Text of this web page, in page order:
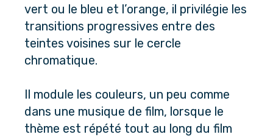
vert ou le bleu et l’orange, il privilégie les
transitions progressives entre des
teintes voisines sur le cercle
chromatique.
Il module les couleurs, un peu comme
dans une musique de film, lorsque le
thème est répété tout au long du film